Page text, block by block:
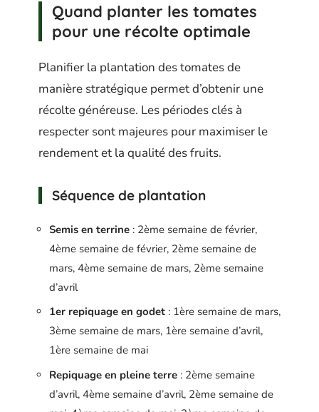
Quand planter les tomates
pour une récolte optimale
Planifier la plantation des tomates de
manière stratégique permet d’obtenir une
récolte généreuse. Les périodes clés à
respecter sont majeures pour maximiser le
rendement et la qualité des fruits.
Séquence de plantation
Semis en terrine : 2ème semaine de février,
4ème semaine de février, 2ème semaine de
mars, 4ème semaine de mars, 2ème semaine
d’avril
1er repiquage en godet : 1ère semaine de mars,
3ème semaine de mars, 1ère semaine d’avril,
1ère semaine de mai
Repiquage en pleine terre : 2ème semaine
d’avril, 4ème semaine d’avril, 2ème semaine de